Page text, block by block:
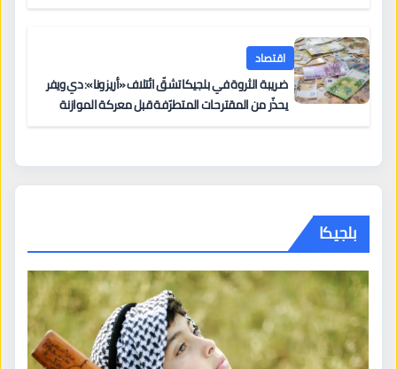
اقتصاد
ضريبة الثروة في بلجيكا تشقّ ائتلاف «أريزونا»: دي ويفر
يحذّر من المقترحات المتطرّفة قبل معركة الموازنة
بلجيكا